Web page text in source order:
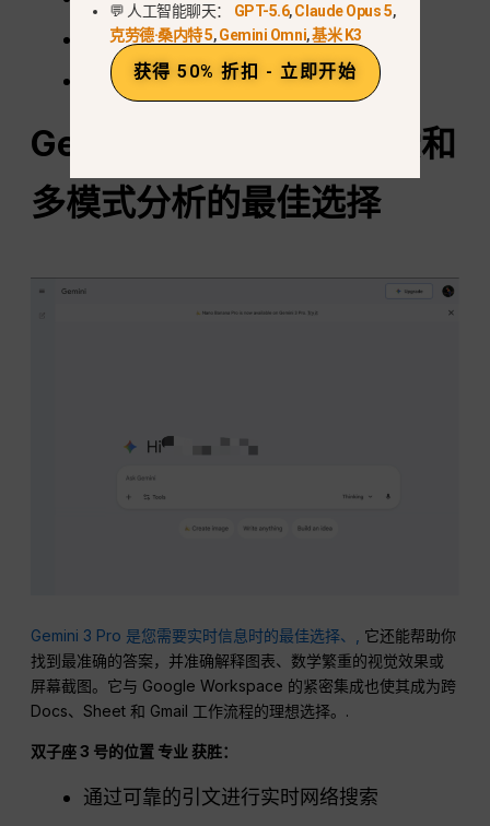
快速、迭代的编码任务
多模式或混合工作流程
Gemini 3 Pro - 实时搜索和
多模式分析的最佳选择
Gemini 3 Pro 是您需要实时信息时的最佳选择、,
它还能帮助你
找到最准确的答案，并准确解释图表、数学繁重的视觉效果或
屏幕截图。它与 Google Workspace 的紧密集成也使其成为跨
Docs、Sheet 和 Gmail 工作流程的理想选择。.
双子座 3 号的位置 专业获胜：
通过可靠的引文进行实时网络搜索
💬 人工智能聊天： GPT-5.6,Claude Opus 5,
克劳德·桑内特 5,Gemini Omni,基米 K3
获得 50% 折扣 - 立即开始